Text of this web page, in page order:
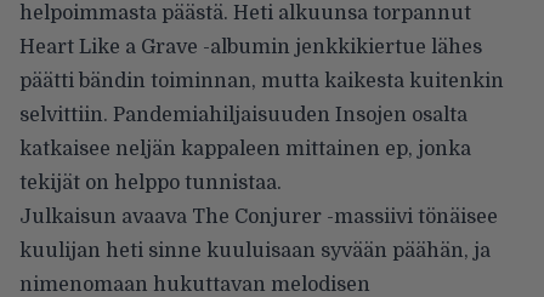
helpoimmasta päästä. Heti alkuunsa torpannut
Heart Like a Grave -albumin jenkkikiertue lähes
päätti bändin toiminnan, mutta kaikesta kuitenkin
selvittiin. Pandemiahiljaisuuden Insojen osalta
katkaisee neljän kappaleen mittainen ep, jonka
tekijät on helppo tunnistaa.
Julkaisun avaava The Conjurer -massiivi tönäisee
kuulijan heti sinne kuuluisaan syvään päähän, ja
nimenomaan hukuttavan melodisen